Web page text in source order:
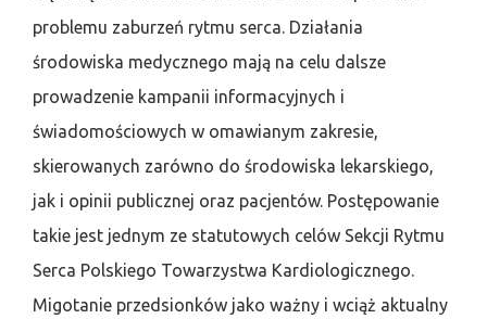
problemu zaburzeń rytmu serca. Działania
środowiska medycznego mają na celu dalsze
prowadzenie kampanii informacyjnych i
świadomościowych w omawianym zakresie,
skierowanych zarówno do środowiska lekarskiego,
jak i opinii publicznej oraz pacjentów. Postępowanie
takie jest jednym ze statutowych celów Sekcji Rytmu
Serca Polskiego Towarzystwa Kardiologicznego.
Migotanie przedsionków jako ważny i wciąż aktualny